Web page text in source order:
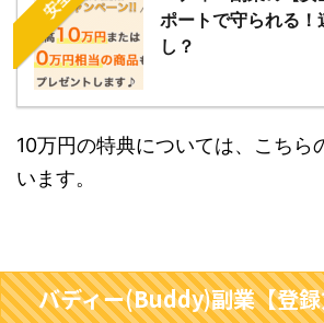
ポートで守られる！
し？
10万円の特典については、こちら
います。
バディー(Buddy)副業【登